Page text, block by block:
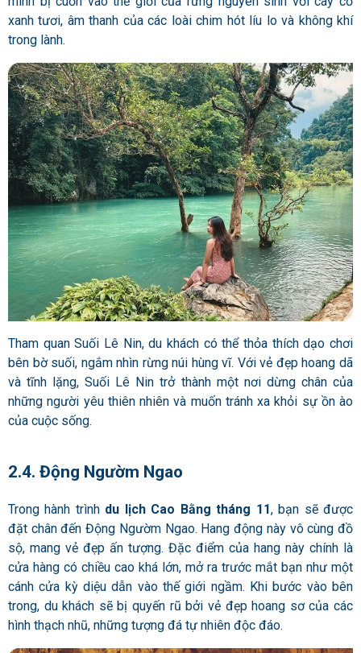
xanh tươi, âm thanh của các loài chim hót líu lo và không khí
trong lành.
Tham quan Suối Lê Nin, du khách có thể thỏa thích dạo chơi
bên bờ suối, ngắm nhìn rừng núi hùng vĩ. Với vẻ đẹp hoang dã
và tĩnh lặng, Suối Lê Nin trở thành một nơi dừng chân của
những người yêu thiên nhiên và muốn tránh xa khỏi sự ồn ào
của cuộc sống.
2.4. Động Ngườm Ngao
Trong hành trình du lịch Cao Bằng tháng 11, bạn sẽ được
đặt chân đến Động Ngườm Ngao. Hang động này vô cùng đồ
sộ, mang vẻ đẹp ấn tượng. Đặc điểm của hang này chính là
cửa hàng có chiều cao khá lớn, mở ra trước mắt bạn như một
cánh cửa kỳ diệu dẫn vào thế giới ngầm. Khi bước vào bên
trong, du khách sẽ bị quyến rũ bởi vẻ đẹp hoang sơ của các
hình thạch nhũ, những tượng đá tự nhiên độc đáo.